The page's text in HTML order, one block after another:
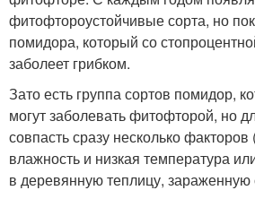
фитофтороустойчивые сорта, но
помидора, который со
заболеет грибком.
Зато есть группа сортов помидор,
могут заболевать фитофторой, но
совпасть сразу несколько
влажность и низкая температура
в деревянную теплицу, зараженную